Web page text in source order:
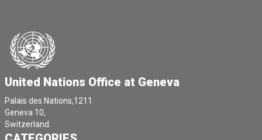
United Nations Office at Geneva
Palais des Nations,1211
Geneva 10,
Switzerland.